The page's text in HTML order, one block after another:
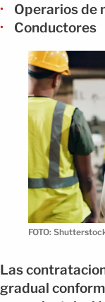
Operarios de
Conductores
FOTO:
Las
gradual